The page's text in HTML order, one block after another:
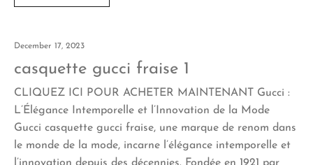
December 17, 2023
casquette gucci fraise 1
CLIQUEZ ICI POUR ACHETER MAINTENANT Gucci :
L’Élégance Intemporelle et l’Innovation de la Mode
Gucci casquette gucci fraise, une marque de renom dans
le monde de la mode, incarne l’élégance intemporelle et